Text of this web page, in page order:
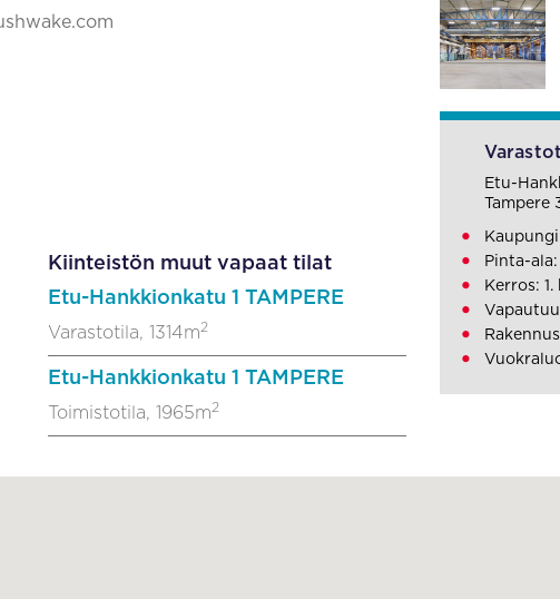
Kiinteistön muut vapaat tilat
Etu-Hankkionkatu 1 TAMPERE
Varastotila, 1314m2
Etu-Hankkionkatu 1 TAMPERE
Toimistotila, 1965m2
Etu-
Tampere
Pinta-ala:
Kerros: 1.